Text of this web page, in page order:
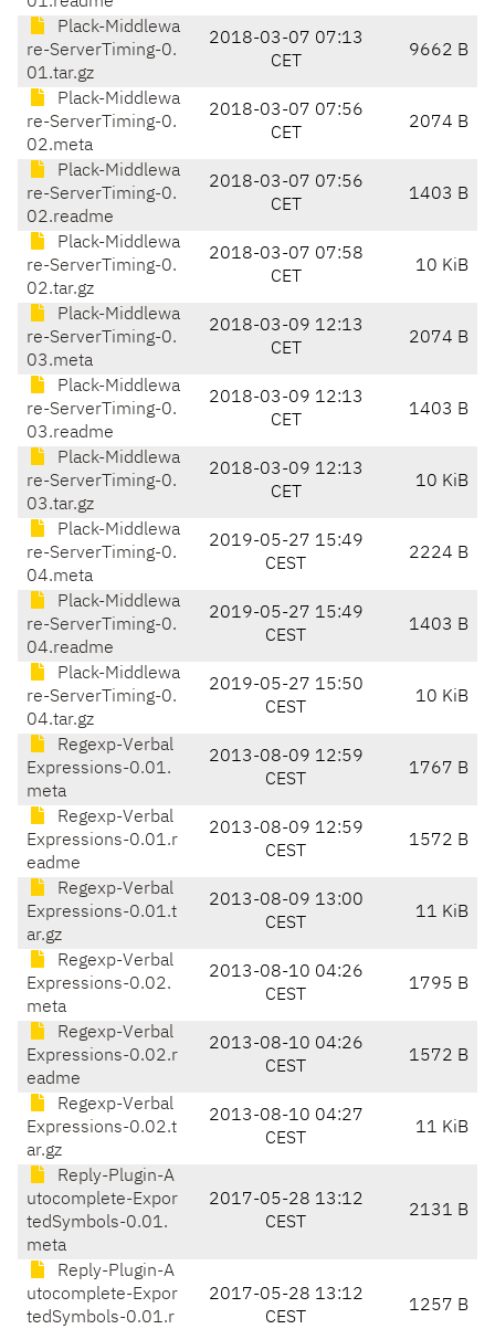
Plack-Middlewa
re-ServerTiming-0.
01.tar.gz
2018-03-07 07:13
CET
9662 B
Plack-Middlewa
re-ServerTiming-0.
02.meta
2018-03-07 07:56
CET
2074 B
Plack-Middlewa
re-ServerTiming-0.
02.readme
2018-03-07 07:56
CET
1403 B
Plack-Middlewa
re-ServerTiming-0.
02.tar.gz
2018-03-07 07:58
CET
10 KiB
Plack-Middlewa
re-ServerTiming-0.
03.meta
2018-03-09 12:13
CET
2074 B
Plack-Middlewa
re-ServerTiming-0.
03.readme
2018-03-09 12:13
CET
1403 B
Plack-Middlewa
re-ServerTiming-0.
03.tar.gz
2018-03-09 12:13
CET
10 KiB
Plack-Middlewa
re-ServerTiming-0.
04.meta
2019-05-27 15:49
CEST
2224 B
Plack-Middlewa
re-ServerTiming-0.
04.readme
2019-05-27 15:49
CEST
1403 B
Plack-Middlewa
re-ServerTiming-0.
04.tar.gz
2019-05-27 15:50
CEST
10 KiB
Regexp-Verbal
Expressions-0.01.
meta
2013-08-09 12:59
CEST
1767 B
Regexp-Verbal
Expressions-0.01.r
eadme
2013-08-09 12:59
CEST
1572 B
Regexp-Verbal
Expressions-0.01.t
ar.gz
2013-08-09 13:00
CEST
11 KiB
Regexp-Verbal
Expressions-0.02.
meta
2013-08-10 04:26
CEST
1795 B
Regexp-Verbal
Expressions-0.02.r
eadme
2013-08-10 04:26
CEST
1572 B
Regexp-Verbal
Expressions-0.02.t
ar.gz
2013-08-10 04:27
CEST
11 KiB
Reply-Plugin-A
utocomplete-Expor
tedSymbols-0.01.
meta
2017-05-28 13:12
CEST
2131 B
Reply-Plugin-A
utocomplete-Expor
tedSymbols-0.01.r
2017-05-28 13:12
CEST
1257 B